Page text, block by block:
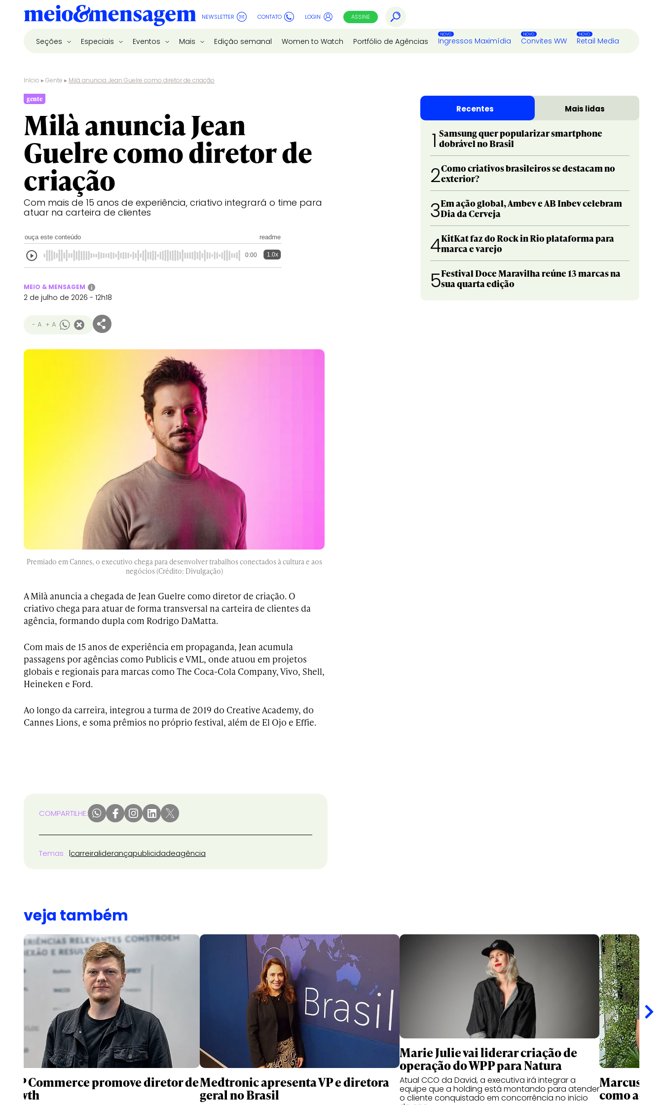
NEWSLETTER CONTATO LOGIN ASSINE
Seções Especiais Eventos Mais Edição semanal Women to Watch Portfólio de Agências Ingressos Maximídia Convites WW Retail Media
Início ▸Gente ▸ Milà anuncia Jean Guelre como diretor de criação
gente
Milà anuncia Jean
Guelre como diretor de
criação
Com mais de 15 anos de experiência, criativo integrará o time para
atuar na carteira de clientes
ouça este conteúdo readme
0:00 1.0x
MEIO & MENSAGEM i
2 de julho de 2026 - 12h18
- A + A
Premiado em Cannes, o executivo chega para desenvolver trabalhos conectados à cultura e aos
negócios (Crédito: Divulgação)
A Milà anuncia a chegada de Jean Guelre como diretor de criação. O
criativo chega para atuar de forma transversal na carteira de clientes da
agência, formando dupla com Rodrigo DaMatta.
Com mais de 15 anos de experiência em propaganda, Jean acumula
passagens por agências como Publicis e VML, onde atuou em projetos
globais e regionais para marcas como The Coca-Cola Company, Vivo, Shell,
Heineken e Ford.
Ao longo da carreira, integrou a turma de 2019 do Creative Academy, do
Cannes Lions, e soma prêmios no próprio festival, além de El Ojo e Effie.
COMPARTILHE:
Temas carreiraliderançapublicidadeagência
Recentes Mais lidas
1 Samsung quer popularizar smartphone
dobrável no Brasil
2Como criativos brasileiros se destacam no
exterior?
3Em ação global, Ambev e AB Inbev celebram
Dia da Cerveja
4KitKat faz do Rock in Rio plataforma para
marca e varejo
5Festival Doce Maravilha reúne 13 marcas na
sua quarta edição
veja também
WPP Commerce promove diretor de
growth
Medtronic apresenta VP e diretora
geral no Brasil
Marie Julie vai liderar criação de
operação do WPP para Natura
Atual CCO da David, a executiva irá integrar a
equipe que a holding está montando para atender
o cliente conquistado em concorrência no início
Marcus
como